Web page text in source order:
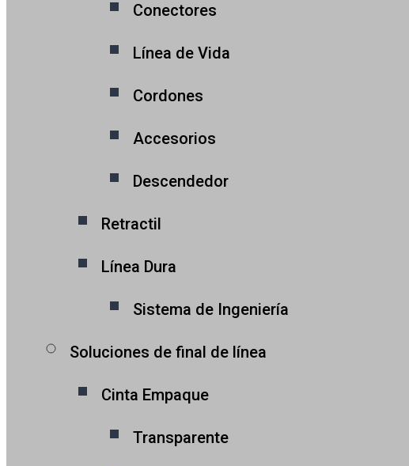
Conectores
Línea de Vida
Cordones
Accesorios
Descendedor
Retractil
Línea Dura
Sistema de Ingeniería
Soluciones de final de línea
Cinta Empaque
Transparente